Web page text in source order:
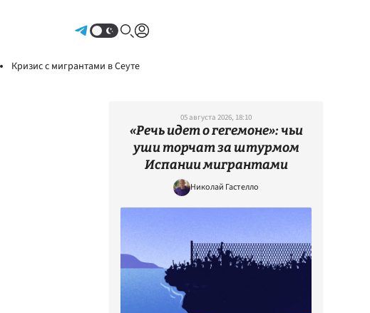
Кризис с мигрантами в Сеуте
05 августа 2026, 18:10
«Речь идет о гегемоне»: чьи
уши торчат за штурмом
Испании мигрантами
Николай Гастелло